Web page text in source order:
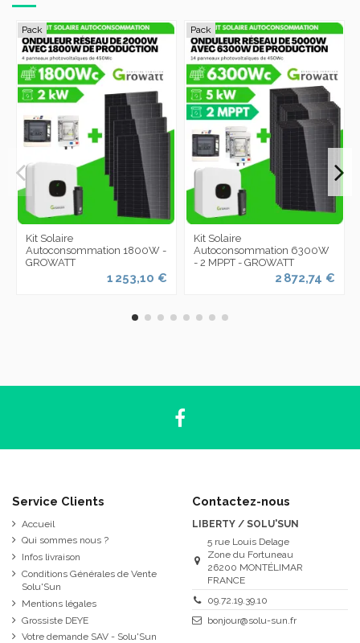
Pack
Kit Solaire
Autoconsommation 1800W -
GROWATT
1 253,10 €
Pack
Kit Solaire
Autoconsommation 6300W
- 2 MPPT - GROWATT
2 872,74 €
Service Clients
Accueil
Qui sommes nous ?
Infos livraison
Conditions Générales de Vente
Solu'Sun
Mentions légales
Grossiste DEYE
Votre demande SAV - Solu'Sun
Contactez-nous
LIBERTY / SOLU'SUN
5 rue Louis Delage
Zone du Fortuneau
26200 MONTÉLIMAR
FRANCE
09.72.19.39.10
bonjour@solu-sun.fr